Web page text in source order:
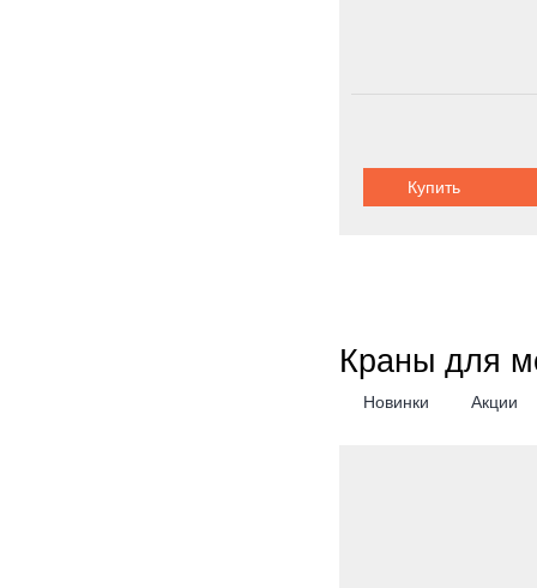
Купить
Краны для
Новинки Акции